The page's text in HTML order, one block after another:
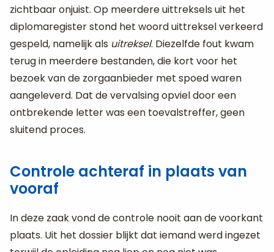
zichtbaar onjuist. Op meerdere uittreksels uit het
diplomaregister stond het woord uittreksel verkeerd
gespeld, namelijk als uitreksel. Diezelfde fout kwam
terug in meerdere bestanden, die kort voor het
bezoek van de zorgaanbieder met spoed waren
aangeleverd. Dat de vervalsing opviel door een
ontbrekende letter was een toevalstreffer, geen
sluitend proces.
Controle achteraf in plaats van
vooraf
In deze zaak vond de controle nooit aan de voorkant
plaats. Uit het dossier blijkt dat iemand werd ingezet